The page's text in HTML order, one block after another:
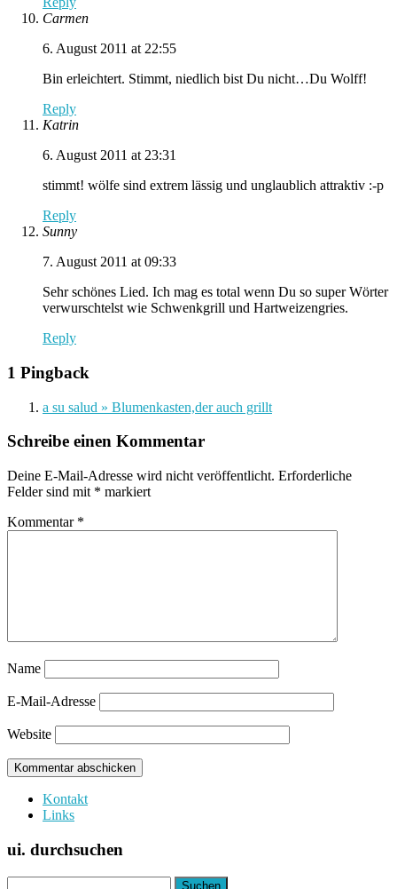
Carmen
6. August 2011 at 22:55
Bin erleichtert. Stimmt, niedlich bist Du nicht…Du Wolff!
Reply
Katrin
6. August 2011 at 23:31
stimmt! wölfe sind extrem lässig und unglaublich attraktiv :-p
Reply
Sunny
7. August 2011 at 09:33
Sehr schönes Lied. Ich mag es total wenn Du so super Wörter
verwurschtelst wie Schwenkgrill und Hartweizengries.
Reply
1 Pingback
a su salud » Blumenkasten,der auch grillt
Schreibe einen Kommentar
Deine E-Mail-Adresse wird nicht veröffentlicht. Erforderliche
Felder sind mit * markiert
Kommentar *
Name
E-Mail-Adresse
Website
Kontakt
Links
ui. durchsuchen